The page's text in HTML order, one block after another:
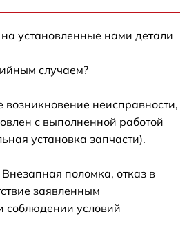
на установленные нами детали
случаем?
возникновение неисправности,
с выполненной работой
установка запчасти).
поломка, отказ в
заявленным
соблюдении условий